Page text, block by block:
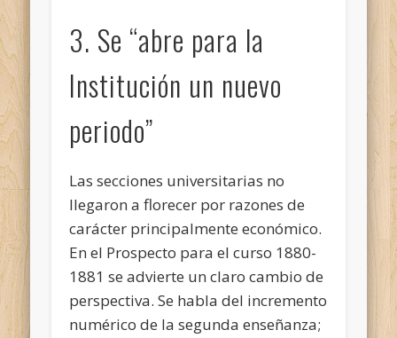
3. Se “abre para la
Institución un nuevo
periodo”
Las secciones universitarias no
llegaron a florecer por razones de
carácter principalmente económico.
En el Prospecto para el curso 1880-
1881 se advierte un claro cambio de
perspectiva. Se habla del incremento
numérico de la segunda enseñanza;